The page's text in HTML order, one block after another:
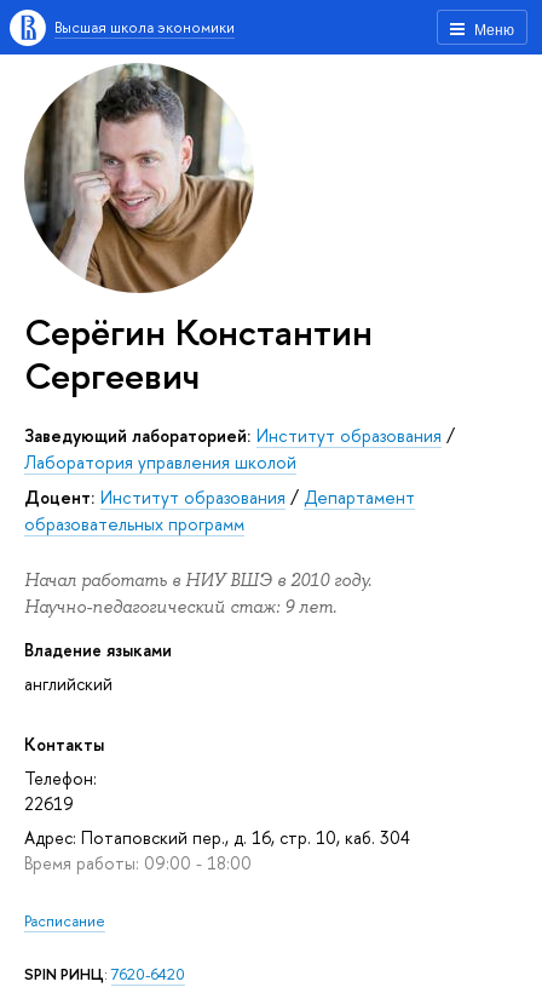
Меню
Высшая школа экономики
Серёгин Константин
Сергеевич
Заведующий лабораторией: Институт образования /
Лаборатория управления школой
Доцент: Институт образования / Департамент
образовательных программ
Начал работать в НИУ ВШЭ в 2010 году.
Научно-педагогический стаж: 9 лет.
Владение языками
английский
Контакты
Телефон:
22619
Адрес: Потаповский пер., д. 16, стр. 10, каб. 304
Время работы: 09:00 - 18:00
Расписание
SPIN РИНЦ:7620-6420